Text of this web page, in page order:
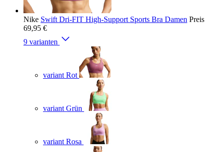
Nike Swift Dri-FIT High-Support Sports Bra Damen Preis
69,95 €
9 varianten
variant Rot
variant Grün
variant Rosa